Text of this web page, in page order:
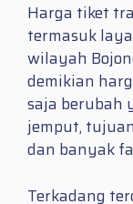
Harga tiket
termasuk
wilayah
demikian
saja berubah
jemput,
dan banyak
Terkadang